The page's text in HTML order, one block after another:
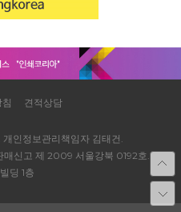
견적상담
인정보관리책임자 김태건.
신고 제 2009 서울강북 0192호.
딩 1층